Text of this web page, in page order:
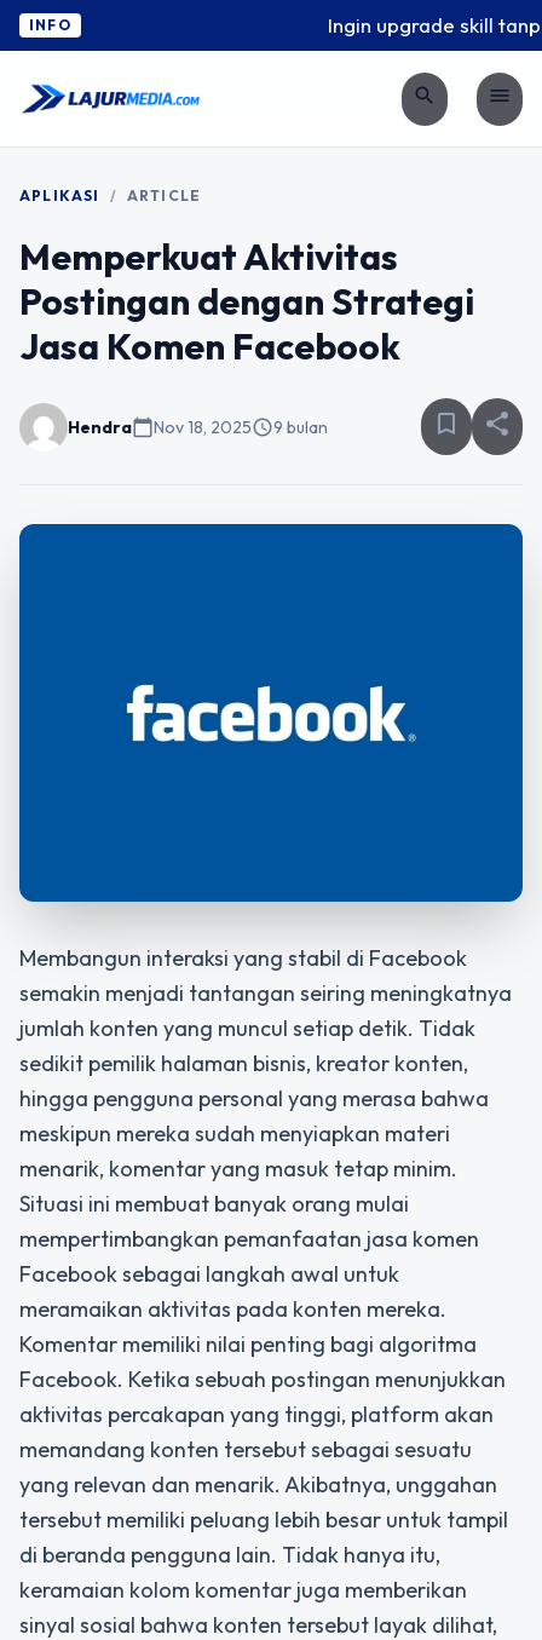
INFO Ingin upgrade skill
search menu
APLIKASI / ARTICLE
Memperkuat Aktivitas
Postingan dengan Strategi
Jasa Komen Facebook
Hendracalendar_todayNov 18, 2025schedule9 bulan bookmark_border share
Membangun interaksi yang stabil di Facebook
semakin menjadi tantangan seiring meningkatnya
jumlah konten yang muncul setiap detik. Tidak
sedikit pemilik halaman bisnis, kreator konten,
hingga pengguna personal yang merasa bahwa
meskipun mereka sudah menyiapkan materi
menarik, komentar yang masuk tetap minim.
Situasi ini membuat banyak orang mulai
mempertimbangkan pemanfaatan jasa komen
Facebooksebagai langkah awal untuk
meramaikan aktivitas pada konten mereka.
Komentar memiliki nilai penting bagi algoritma
Facebook. Ketika sebuah postingan menunjukkan
aktivitas percakapan yang tinggi, platform akan
memandang konten tersebut sebagai sesuatu
yang relevan dan menarik. Akibatnya, unggahan
tersebut memiliki peluang lebih besar untuk tampil
di beranda pengguna lain. Tidak hanya itu,
keramaian kolom komentar juga memberikan
sinyal sosial bahwa konten tersebut layak dilihat,